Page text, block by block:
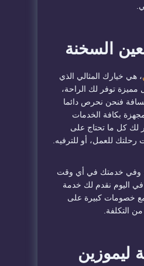
السخنة
، هي خيارك المثالي الذي
مميزة توفر لك الراحة،
فنحن نحرص دائما
بكافة الخدمات
لك كل ما تحتاج على
للعمل، أو للترفيه.
وفي خدمتك في أي وقت
24 ساعة في اليوم نقدم لك خدمة
خصومات كبيرة على
التكلفة.
ليموزين